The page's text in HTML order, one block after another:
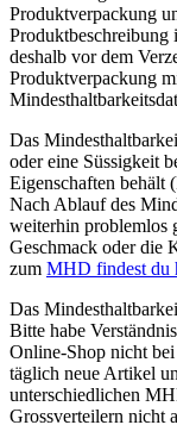
Produktverpackung
deshalb vor dem
Produktverpackung
Das
oder eine Süssigkeit
Eigenschaften behält
Nach Ablauf des
weiterhin problemlos
Geschmack oder die
zum MHD findest du
Das
Bitte habe
Online-Shop nicht
täglich neue Artikel
unterschiedlichen
Grossverteilern nicht